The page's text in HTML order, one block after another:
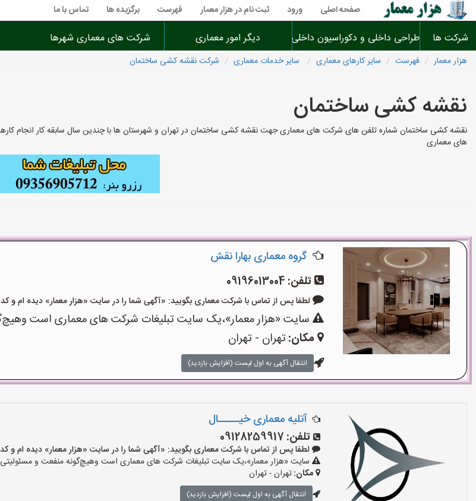
صفحه اصلی ورود ثبت نام در هزار معمار فهرست برگزیده ها تماس با ما
شرکت ها طراحی داخلی و دکوراسیون داخلی دیگر امور معماری شرکت های معماری شهرها
هزار معمار فهرست سایر کارهای معماری سایر خدمات معماری شرکت نقشه کشی ساختمان
نقشه کشی ساختمان
نقشه کشی ساختمان شماره تلفن های شرکت های معماری جهت نقشه کشی ساختمان در تهران و شهرستان ها با چندین سال سابقه کار انجام
های معماری
گروه معماری بهارا نقش
تلفن: 09196013004
لطفا پس از تماس با شرکت معماری بگویید: «آگهی شما را در سایت «هزار معمار» دیده ام و کد «شرکت-10327» را
سایت «هزار معمار»،یک سایت تبلیغات شرکت های معماری است
مکان:تهران - تهران
انتقال آگهی به اول لیست (افزایش بازدید)
آتلیه معماری خیـــــال
تلفن: 09128259917
لطفا پس از تماس با شرکت معماری بگویید: «آگهی شما را در سایت «هزار معمار» دیده ام و کد «شرکت-10325» را
سایت «هزار معمار»،یک سایت تبلیغات شرکت های معماری است وهیچ‌گونه منفعت و مسئولیتی
مکان:تهران - تهران
انتقال آگهی به اول لیست (افزایش بازدید)